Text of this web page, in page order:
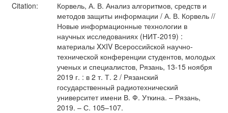
Citation:
Корвель, А. В. Анализ алгоритмов, средств и
методов защиты информации / А. В. Корвель //
Новые информационные технологии в
научных исследованиях (НИТ-2019) :
материалы XХIV Всероссийской научно-
технической конференции студентов, молодых
ученых и специалистов, Рязань, 13-15 ноября
2019 г. : в 2 т. Т. 2 / Рязанский
государственный радиотехнический
университет имени В. Ф. Уткина. – Рязань,
2019. – С. 105–107.